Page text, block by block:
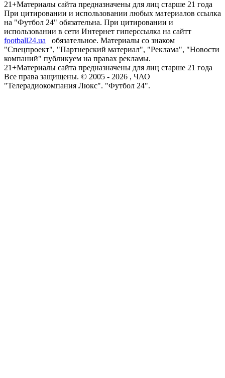
21+Материалы сайта предназначены для лиц старше 21 года
При цитировании и использовании любых материалов ссылка
на "Футбол 24" обязательна. При цитировании и
использовании в сети Интернет гиперссылка на сайтт
football24.ua
обязательное. Материалы со знаком
"Спецпроект", "Партнерский материал", "Реклама", "Новости
компаний" публикуем на правах рекламы.
21+Материалы сайта предназначены для лиц старше 21 года
Все права защищены. © 2005 - 2026 , ЧАО
"Телерадиокомпания Люкс". "Футбол 24".